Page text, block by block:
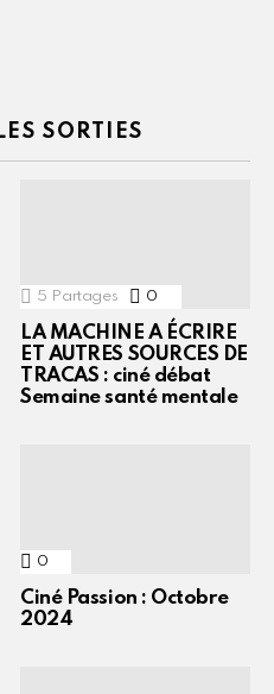
SORTIES
5 Partages 0
LA MACHINE A ÉCRIRE
ET AUTRES SOURCES DE
TRACAS : ciné débat
Semaine santé mentale
0
Ciné Passion : Octobre
2024